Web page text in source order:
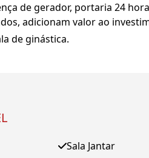
de gerador, portaria 24
adicionam valor ao
de ginástica.
Sala Jantar